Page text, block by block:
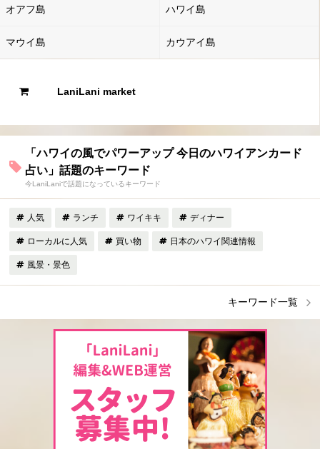
オアフ島 ハワイ島
マウイ島 カウアイ島
LaniLani market
「ハワイの風でパワーアップ 今日のハワイアンカード
占い」話題のキーワード
今LaniLaniで話題になっているキーワード
人気 ランチ ワイキキ ディナー
ローカルに人気 買い物 日本のハワイ関連情報
風景・景色
キーワード一覧